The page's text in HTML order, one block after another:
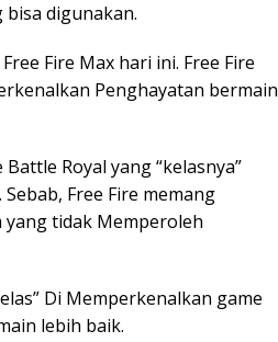
digunakan.
Fire Max hari ini. Free Fire
Penghayatan bermain
Royal yang “kelasnya”
Free Fire memang
yang tidak Memperoleh
Di Memperkenalkan game
lebih baik.